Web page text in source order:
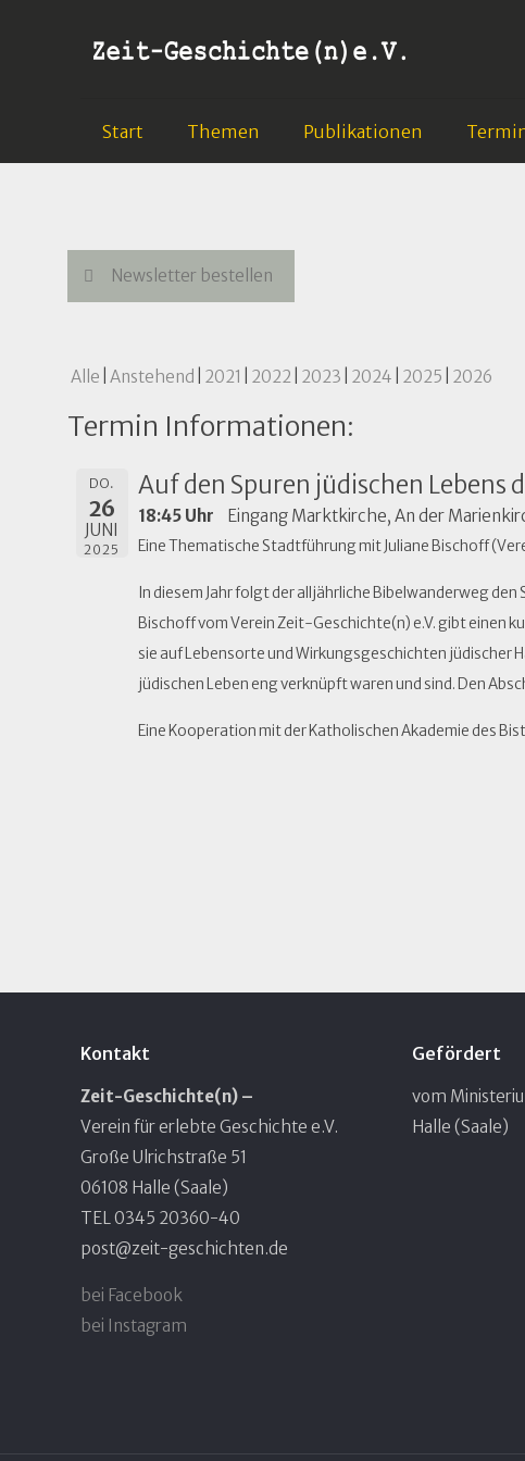
Start Themen Publikationen
Newsletter bestellen
Alle Anstehend 2021 2022 2023 2024 2025 2026
Termin Informationen:
DO.
26
JUNI
2025
Auf den Spuren jüdischen Lebens
18:45 Uhr Eingang Marktkirche, An der
Eine Thematische Stadtführung mit Juliane Bischoff
In diesem Jahr folgt der alljährliche Bibelwanderweg
Bischoff vom Verein Zeit-Geschichte(n) e.V. gibt einen
sie auf Lebensorte und Wirkungsgeschichten jüdischer
jüdischen Leben eng verknüpft waren und sind. Den
Eine Kooperation mit der Katholischen Akademie des
Kontakt
Zeit-Geschichte(n) –
Verein für erlebte Geschichte e.V.
Große Ulrichstraße 51
06108 Halle (Saale)
TEL 0345 20360-40
post@zeit-geschichten.de
bei Facebook
bei Instagram
Gefördert
vom
Halle (Saale)